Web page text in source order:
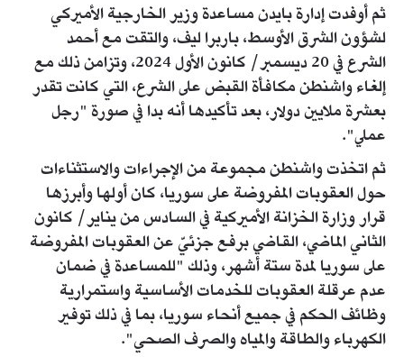
ثم أوفدت إدارة بايدن مساعدة وزير الخارجية الأميركي
لشؤون الشرق الأوسط، باربرا ليف، والتقت مع أحمد
الشرع في 20 ديسمبر/ كانون الأول 2024، وتزامن ذلك مع
إلغاء واشنطن مكافأة القبض على الشرع، التي كانت تقدر
بعشرة ملايين دولار، بعد تأكيدها أنه بدا في صورة "رجل
عملي".
ثم اتخذت واشنطن مجموعة من الإجراءات والاستثناءات
حول العقوبات المفروضة على سوريا، كان أولها وأبرزها
قرار وزارة الخزانة الأميركية في السادس من يناير/ كانون
الثاني الماضي، القاضي برفع جزئيّ عن العقوبات المفروضة
على سوريا لمدة ستة أشهر، وذلك "للمساعدة في ضمان
عدم عرقلة العقوبات للخدمات الأساسية واستمرارية
وظائف الحكم في جميع أنحاء سوريا، بما في ذلك توفير
الكهرباء والطاقة والمياه والصرف الصحي".